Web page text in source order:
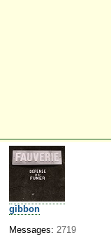
gibbon
Messages: 2719